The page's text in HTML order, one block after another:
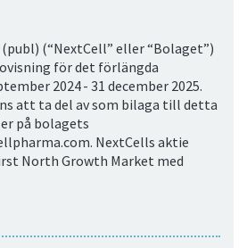
(“NextCell” eller “Bolaget”)
för det förlängda
2024 - 31 december 2025.
att ta del av som bilaga till detta
på bolagets
NextCells aktie
North Growth Market med